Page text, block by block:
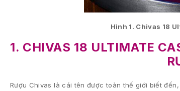
Hình 1. Chivas 18
1. CHIVAS 18 ULTIMATE
Rượu Chivas là cái tên được toàn thế giới biết